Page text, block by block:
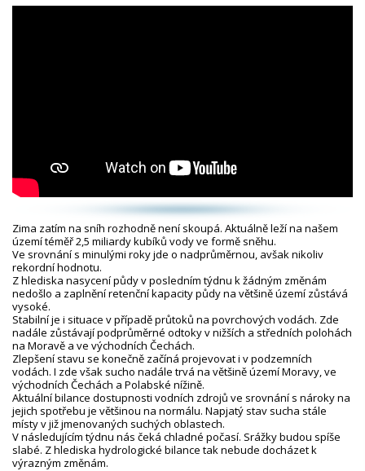
Zima zatím na sníh rozhodně není skoupá. Aktuálně leží na našem
území téměř 2,5 miliardy kubíků vody ve formě sněhu.
Ve srovnání s minulými roky jde o nadprůměrnou, avšak nikoliv
rekordní hodnotu.
Z hlediska nasycení půdy v posledním týdnu k žádným změnám
nedošlo a zaplnění retenční kapacity půdy na většině území zůstává
vysoké.
Stabilní je i situace v případě průtoků na povrchových vodách. Zde
nadále zůstávají podprůměrné odtoky v nižších a středních polohách
na Moravě a ve východních Čechách.
Zlepšení stavu se konečně začíná projevovat i v podzemních
vodách. I zde však sucho nadále trvá na většině území Moravy, ve
východních Čechách a Polabské nížině.
Aktuální bilance dostupnosti vodních zdrojů ve srovnání s nároky na
jejich spotřebu je většinou na normálu. Napjatý stav sucha stále
místy v již jmenovaných suchých oblastech.
V následujícím týdnu nás čeká chladné počasí. Srážky budou spíše
slabé. Z hlediska hydrologické bilance tak nebude docházet k
výrazným změnám.